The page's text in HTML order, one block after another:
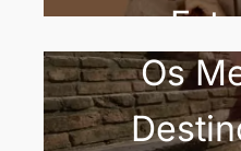
Os